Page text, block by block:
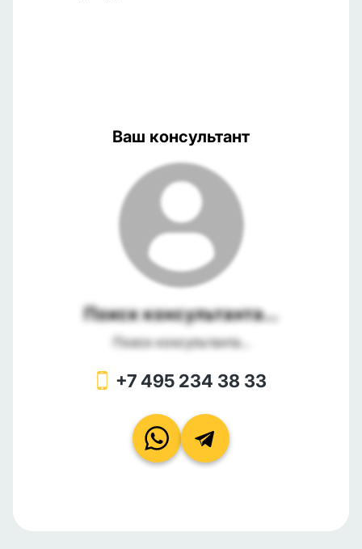
Ваш консультант
Поиск консультанта...
Поиск консультанта...
+7 495 234 38 33